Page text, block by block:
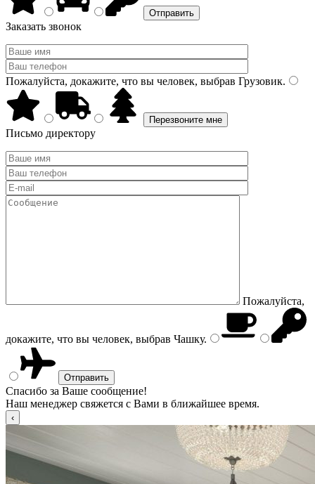
Заказать звонок
Пожалуйста, докажите, что вы человек, выбрав Грузовик.
Письмо директору
Пожалуйста,
докажите, что вы человек, выбрав Чашку.
Спасибо за Ваше сообщение!
Наш менеджер свяжется с Вами в ближайшее время.